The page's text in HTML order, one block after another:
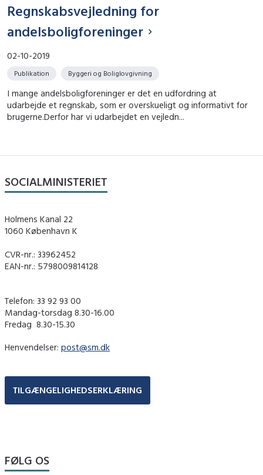
Regnskabsvejledning for
andelsboligforeninger
02-10-2019
Publikation Byggeri og Boliglovgivning
I mange andelsboligforeninger er det en udfordring at
udarbejde et regnskab, som er overskueligt og informativt for
brugerne.Derfor har vi udarbejdet en vejledn...
SOCIALMINISTERIET
Holmens Kanal 22
1060 København K
CVR-nr.: 33962452
EAN-nr.: 5798009814128
Telefon: 33 92 93 00
Mandag-torsdag 8.30-16.00
Fredag ​ 8.30-15.30
Henvendelser: post@sm.dk
TILGÆNGELIGHEDSERKLÆRING
FØLG OS